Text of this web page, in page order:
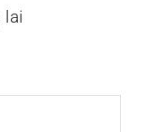
lai